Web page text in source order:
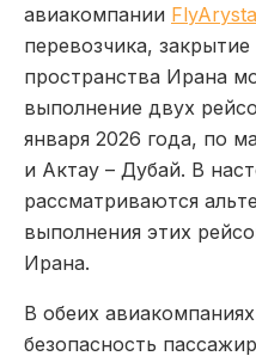
авиакомпании
перевозчика,
пространства Ирана
выполнение двух
января 2026 года, по
и Актау – Дубай. В
рассматриваются
выполнения этих
Ирана.
В обеих
безопасность